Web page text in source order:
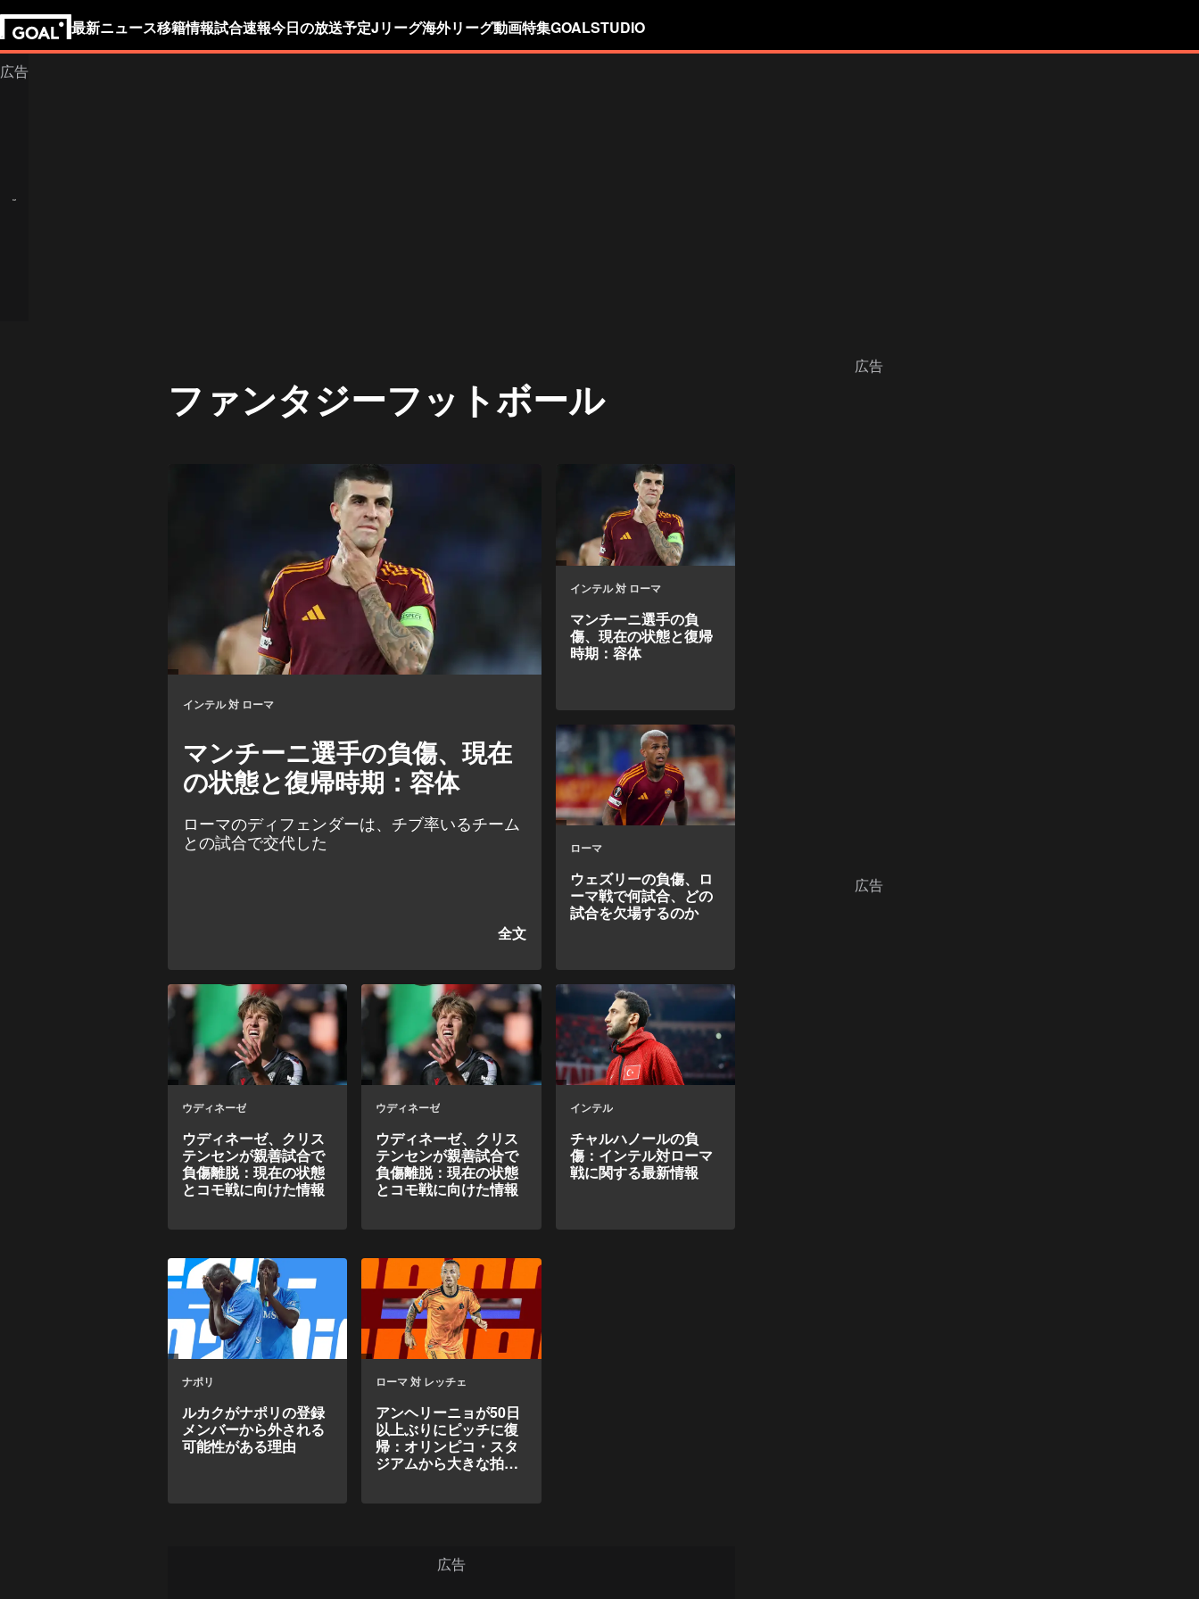
最新ニュース移籍情報試合速報今日の放送予定Jリーグ海外リーグ動画特集GOALSTUDIO
ファンタジーフットボール
インテル 対 ローマ
マンチーニ選手の負傷、現在
の状態と復帰時期：容体
ローマのディフェンダーは、チブ率いるチーム
との試合で交代した
インテル 対 ローマ
マンチーニ選手の負
傷、現在の状態と復帰
時期：容体
ローマ
ウェズリーの負傷、ロ
ーマ戦で何試合、どの
試合を欠場するのか
ウディネーゼ
ウディネーゼ、クリス
テンセンが親善試合で
負傷離脱：現在の状態
とコモ戦に向けた情報
ウディネーゼ
ウディネーゼ、クリス
テンセンが親善試合で
負傷離脱：現在の状態
とコモ戦に向けた情報
インテル
チャルハノールの負
傷：インテル対ローマ
戦に関する最新情報
ナポリ
ルカクがナポリの登録
メンバーから外される
可能性がある理由
ローマ 対 レッチェ
アンヘリーニョが50日
以上ぶりにピッチに復
帰：オリンピコ・スタ
ジアムから大きな拍手